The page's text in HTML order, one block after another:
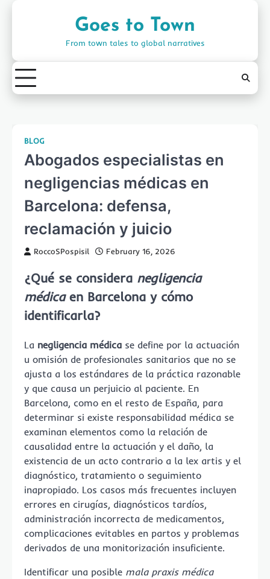
Goes to Town
From town tales to global narratives
BLOG
Abogados especialistas en
negligencias médicas en
Barcelona: defensa,
reclamación y juicio
RoccoSPospisil February 16, 2026
¿Qué se considera negligencia
médicaen Barcelona y cómo
identificarla?
La negligencia médica se define por la actuación
u omisión de profesionales sanitarios que no se
ajusta a los estándares de la práctica razonable
y que causa un perjuicio al paciente. En
Barcelona, como en el resto de España, para
determinar si existe responsabilidad médica se
examinan elementos como la relación de
causalidad entre la actuación y el daño, la
existencia de un acto contrario a la lex artis y el
diagnóstico, tratamiento o seguimiento
inapropiado. Los casos más frecuentes incluyen
errores en cirugías, diagnósticos tardíos,
administración incorrecta de medicamentos,
complicaciones evitables en partos y problemas
derivados de una monitorización insuficiente.
Identificar una posible mala praxis médica